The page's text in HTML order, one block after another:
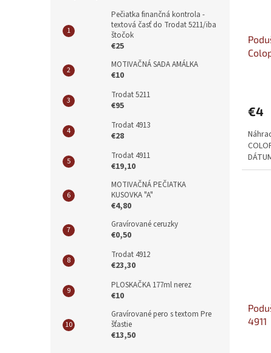
Pečiatka finančná kontrola -
textová časť do Trodat 5211/iba
štočok
€25
MOTIVAČNÁ SADA AMÁLKA
€10
Trodat 5211
€95
Trodat 4913
€28
Trodat 4911
€19,10
MOTIVAČNÁ PEČIATKA
KUSOVKA "A"
€4,80
Gravírované ceruzky
€0,50
Trodat 4912
€23,30
PLOSKAČKA 177ml nerez
€10
Gravírované pero s textom Pre
šťastie
€13,50
€4
4911